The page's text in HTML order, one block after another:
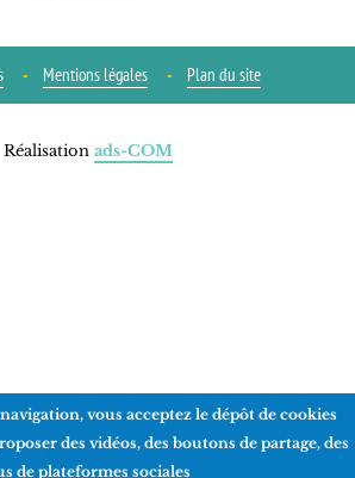
Mentions légales Plan du site
Réalisation ads-COM
vous acceptez le dépôt de cookies
des vidéos, des boutons de partage, des
de plateformes sociales